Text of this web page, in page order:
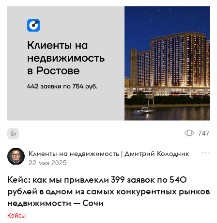
747
Клиенты на недвижимость | Дмитрий Колодник
22 мая 2025
Кейс: как мы привлекли 399 заявок по 540
рублей в одном из самых конкурентных рынков
недвижимости — Сочи
Кейсы